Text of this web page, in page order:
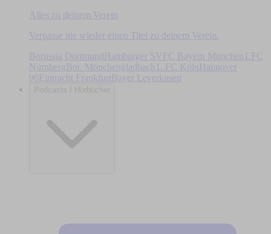
Alles zu deinem Verein
Verpasse nie wieder einen Titel zu deinem Verein.
Borussia DortmundHamburger SV FC Bayern München
1.FC
Nürnberg Bor. Mönchengladbach 1. FC Köln
Hannover
96Eintracht Frankfurt Bayer Leverkusen
Podcasts / Hörbücher